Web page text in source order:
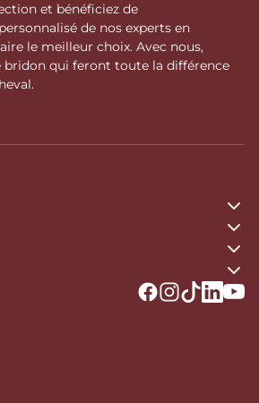
et bénéficiez de
de nos experts en
le meilleur choix. Avec nous,
bridon qui feront toute la différence